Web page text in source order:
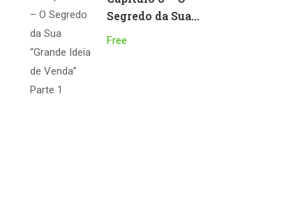
Segredo da Sua
“Grande Ideia de
Free